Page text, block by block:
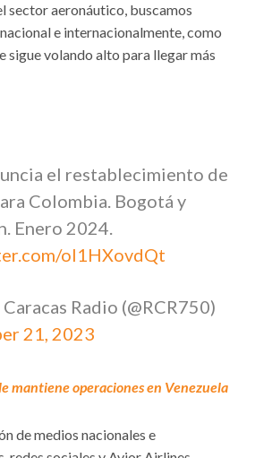
sector aeronáutico, buscamos
e internacionalmente, como
sigue volando alto para llegar más
el restablecimiento de
Colombia. Bogotá y
Enero 2024.
ol1HXovdQt
Radio (@RCR750)
21, 2023
mantiene operaciones en Venezuela
de medios nacionales e